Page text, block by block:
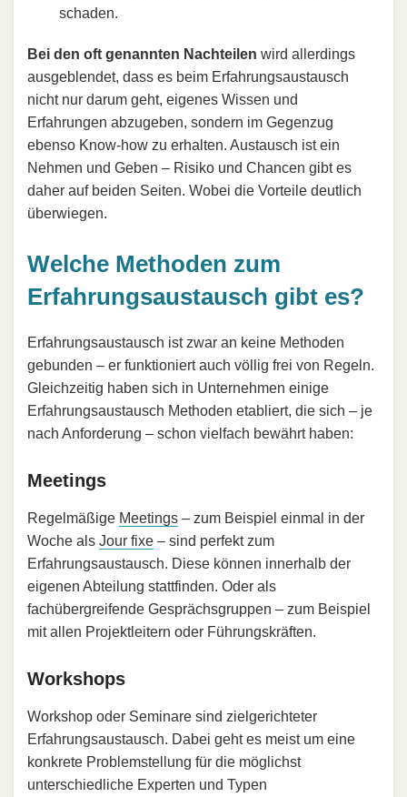
schaden.
Bei den oft genannten Nachteilen wird allerdings
ausgeblendet, dass es beim Erfahrungsaustausch
nicht nur darum geht, eigenes Wissen und
Erfahrungen abzugeben, sondern im Gegenzug
ebenso Know-how zu erhalten. Austausch ist ein
Nehmen und Geben – Risiko und Chancen gibt es
daher auf beiden Seiten. Wobei die Vorteile deutlich
überwiegen.
Welche Methoden zum
Erfahrungsaustausch gibt es?
Erfahrungsaustausch ist zwar an keine Methoden
gebunden – er funktioniert auch völlig frei von Regeln.
Gleichzeitig haben sich in Unternehmen einige
Erfahrungsaustausch Methoden etabliert, die sich – je
nach Anforderung – schon vielfach bewährt haben:
Meetings
Regelmäßige Meetings – zum Beispiel einmal in der
Woche als Jour fixe – sind perfekt zum
Erfahrungsaustausch. Diese können innerhalb der
eigenen Abteilung stattfinden. Oder als
fachübergreifende Gesprächsgruppen – zum Beispiel
mit allen Projektleitern oder Führungskräften.
Workshops
Workshop oder Seminare sind zielgerichteter
Erfahrungsaustausch. Dabei geht es meist um eine
konkrete Problemstellung für die möglichst
unterschiedliche Experten und Typen